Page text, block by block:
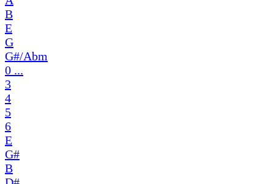
B
E
G
G#/Abm
0 ...
3
4
5
6
E
G#
B